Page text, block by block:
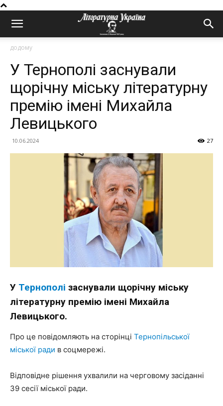
додому
У Тернополі заснували
щорічну міську літературну
премію імені Михайла
Левицького
10.06.2024 27
У Тернополі заснували щорічну міську
літературну премію імені Михайла
Левицького.
Про це повідомляють на сторінці Тернопільської
міської ради в соцмережі.
Відповідне рішення ухвалили на черговому засіданні
39 сесії міської ради.